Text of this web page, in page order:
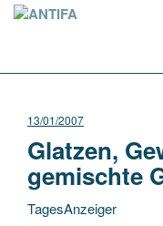
13/01/2007
Glatzen,
gemischte
TagesAnzeiger